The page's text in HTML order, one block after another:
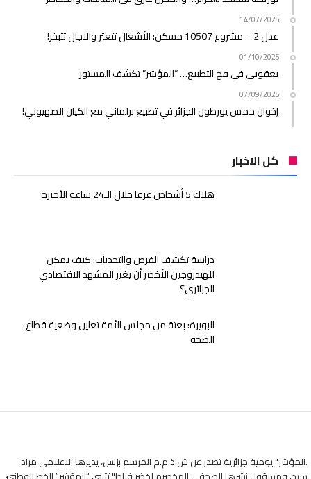
14/07/2025
عدل 2 – مشروع 10507 مسكن: الأشغال تتعثر والآجال تتبخر!
01/10/2025
يعقوبي في فخ التطبيع… “المؤشر” تكشف المستور
07/09/2025
إخوان حمس يورطون الجزائر في تطبيع برلماني مع الكيان الصهيوني!
كل الاخبار
هلاك 5 أشخاص غرقا خلال الـ24 ساعة الأخيرة
دراسة تكشف الفرص والتحديات: كيف يمكن
للهيدروجين الأخضر أن يغير المشهد الاقتصادي
الجزائري؟
البويرة: بعثة من مجلس الأمة تعاين وضعية قطاع
الصحة
.المؤشر" يومية جزائرية تصدر عن ش.ذ.م.م المرسم بزنس، يديرها الاعلامي مراد